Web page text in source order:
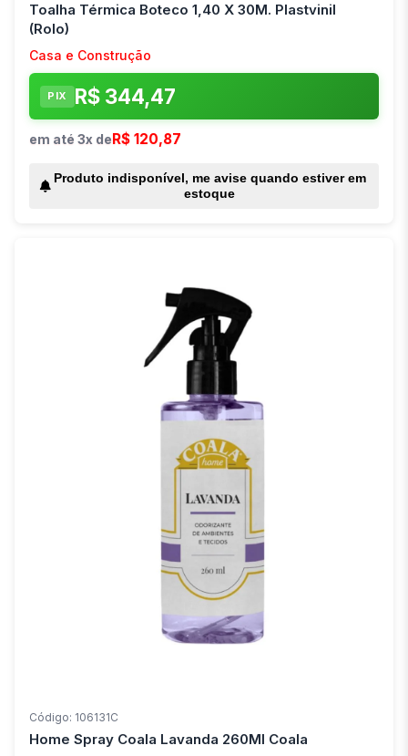
Toalha Térmica Boteco 1,40 X 30M. Plastvinil
(Rolo)
Casa e Construção
PIX R$ 344,47
em até 3x de R$ 120,87
Produto indisponível, me avise quando estiver em
estoque
Código: 106131C
Home Spray Coala Lavanda 260Ml Coala